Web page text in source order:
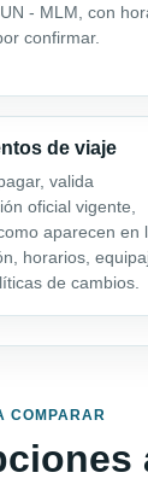
- MLM, con
confirmar.
de viaje
valida
oficial vigente,
aparecen en
horarios,
de cambios.
COMPARAR